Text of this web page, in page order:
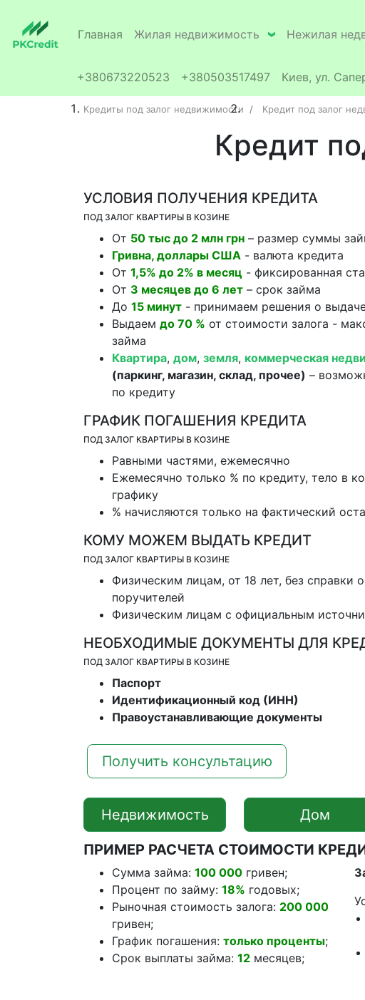
Главная Жилая недвижимость Нежилая
+380673220523 +380503517497 Киев, ул.
Кредиты под залог недвижимости Кредит под залог
Кредит
УСЛОВИЯ ПОЛУЧЕНИЯ КРЕДИТА
ПОД ЗАЛОГ КВАРТИРЫ В КОЗИНЕ
От 50 тыс до 2 млн грн – размер суммы
Гривна, доллары США - валюта кредита
От 1,5% до 2% в месяц - фиксированная
От 3 месяцев до 6 лет – срок займа
До 15 минут - принимаем решения о
Выдаем до 70 % от стоимости залога -
займа
Квартира, дом, земля, коммерческая
(паркинг, магазин, склад, прочее) –
по кредиту
ГРАФИК ПОГАШЕНИЯ КРЕДИТА
ПОД ЗАЛОГ КВАРТИРЫ В КОЗИНЕ
Равными частями, ежемесячно
Ежемесячно только % по кредиту, тело в
графику
% начисляются только на фактический
КОМУ МОЖЕМ ВЫДАТЬ КРЕДИТ
ПОД ЗАЛОГ КВАРТИРЫ В КОЗИНЕ
Физическим лицам, от 18 лет, без справки
поручителей
Физическим лицам с официальным
НЕОБХОДИМЫЕ ДОКУМЕНТЫ ДЛЯ
ПОД ЗАЛОГ КВАРТИРЫ В КОЗИНЕ
Паспорт
Идентификационный код (ИНН)
Правоустанавливающие документы
Получить консультацию
Недвижимость Дом
ПРИМЕР РАСЧЕТА СТОИМОСТИ
Сумма займа: 100 000 гривен;
Процент по займу: 18% годовых;
Рыночная стоимость залога: 200 000
гривен;
График погашения: только проценты;
Срок выплаты займа: 12 месяцев;